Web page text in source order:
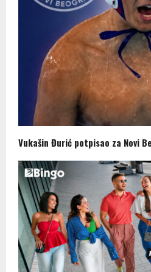
Vukašin Đurić potpisao za Novi